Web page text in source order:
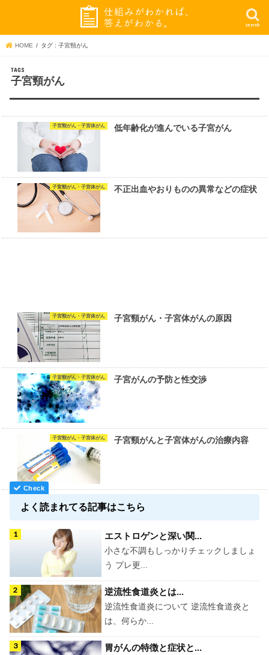
search
HOME タグ : 子宮頸がん
子宮頸がん
子宮頸がん・子宮体がん 低年齢化が進んでいる子宮がん
子宮頸がん・子宮体がん 不正出血やおりものの異常などの症状
子宮頸がん・子宮体がん 子宮頸がん・子宮体がんの原因
子宮頸がん・子宮体がん 子宮がんの予防と性交渉
子宮頸がん・子宮体がん 子宮頸がんと子宮体がんの治療内容
よく読まれてる記事はこちら
エストロゲンと深い関...
小さな不調もしっかりチェックしましょ
う プレ更...
逆流性食道炎とは...
逆流性食道炎について 逆流性食道炎と
は、何らか...
胃がんの特徴と症状と...